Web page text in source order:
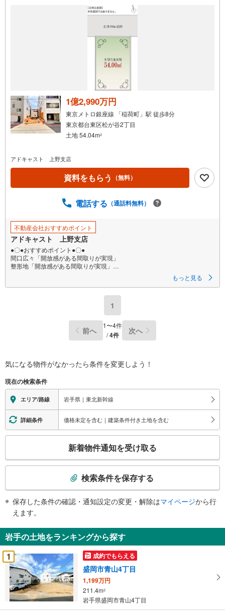
1億2,990万円
東京メトロ銀座線 「稲荷町」駅 徒歩8分
東京都台東区松が谷2丁目
土地 54.04m2
アドキャスト 上野支店
資料をもらう （無料）
電話する （通話料無料）
不動産会社おすすめポイント
アドキャスト 上野支店
●〇●おすすめポイント●〇●
間口広々「開放感がある間取りが実現」
整形地「開放感がある間取りが実現」
この時間帯はお電話でお問い合わせいただけますとスムーズにご案内が出
またインターネットからのご予約でも当日見学可能です。
●〇気軽にご案内やご来店できるポイント〇●
【1】キッズルームあり
お子様にはおもちゃ、絵本などのご用意をしていますので、お子様連れで
もお気軽にご来店ください。
す。
【3】ご連絡の方法は、お客様のご希望に合わせてショートメールやLINEで
のやり取りも大丈夫です。
紙で物件比較をしたいから、紙面の方が見やすいから、と郵送等のご希望
もお気軽にお申し付けください。
もっと見る
1
前へ 1〜4件
/4件 次へ
気になる物件がなかったら条件を変更しよう！
現在の検索条件
エリア/路線 岩手県｜東北新幹線
詳細条件 価格未定を含む｜建築条件付き土地を含む
検
知
を
受
け
取
る
・
新着物件通知を受け取る
検索条件を保存する
保存した条件の確認・通知設定の変更・解除はマイページから行
えます。
岩手の土地をランキングから探す
1
成約でもらえる
盛岡市青山4丁目
1,199万円
211.4m2
岩手県盛岡市青山4丁目